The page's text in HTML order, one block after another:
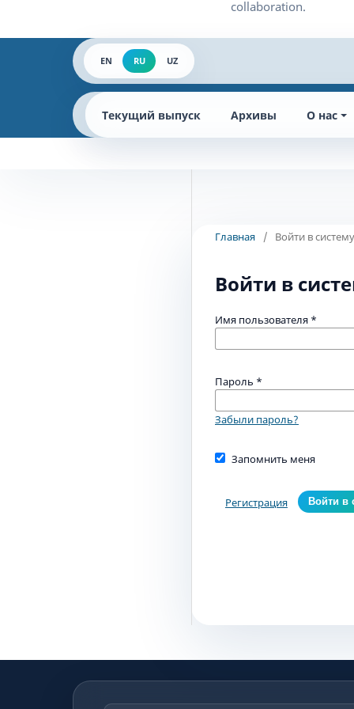
EN RU UZ
Текущий выпуск Архивы О нас
Главная / Войти в систему
Войти в
Имя пользователя *
Пароль *
Забыли пароль?
Запомнить меня
Войти в
Регистрация